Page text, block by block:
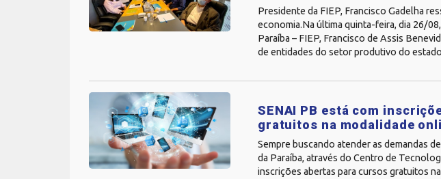
Presidente da FIEP, Francisco Gadelha
economia.Na última quinta-feira, dia 26/
Paraíba – FIEP, Francisco de Assis
de entidades do setor produtivo do
SENAI PB está com
gratuitos na modalidade
Sempre buscando atender as demandas
da Paraíba, através do Centro de
inscrições abertas para cursos gratuitos